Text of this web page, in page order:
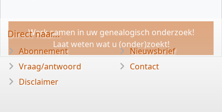
Werk samen in uw genealogisch onderzoek!
Laat weten wat u (onder)zoekt!
Direct naar...
Abonnement
Vraag/antwoord
Disclaimer
Nieuwsbrief
Contact